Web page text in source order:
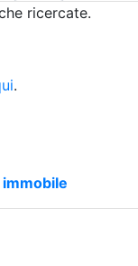
ricercate.
.